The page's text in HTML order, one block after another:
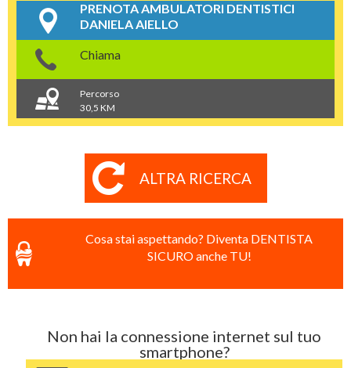
PRENOTA AMBULATORI DENTISTICI
DANIELA AIELLO
Chiama
Percorso
30,5 KM
ALTRA RICERCA
Cosa stai aspettando? Diventa DENTISTA
SICURO anche TU!
Non hai la connessione internet sul tuo
smartphone?